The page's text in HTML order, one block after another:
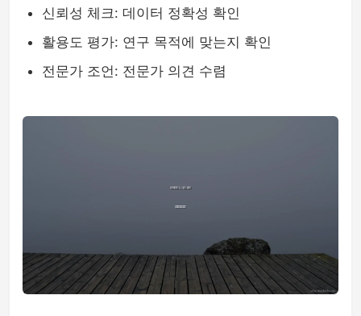
신뢰성 체크: 데이터 정확성 확인
활용도 평가: 연구 목적에 맞는지 확인
전문가 조언: 전문가 의견 수렴